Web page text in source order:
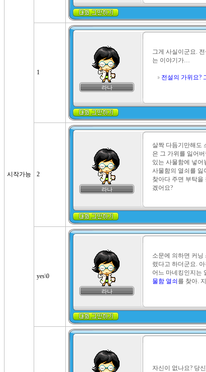
시작가능
1
라나
그게 사실이군요.
는 이야기가…
전설의 가위요?
2
라나
살짝 다듬기만해도
은 그 가위를 잃어
있는 사물함에 넣어
사물함의 열쇠를 잃
찾아다 주면 부탁을
겠어요?
yes\0
라나
소문에 의하면 커닝
렸다고 하더군요.
어느 마네킹인지는
물함 열쇠 를 찾아.
자신이 없나요? 당